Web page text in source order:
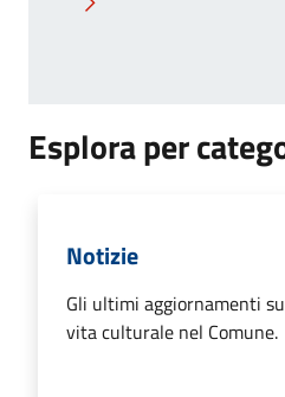
Pagina successiva
Esplora per
Notizie
Gli ultimi aggiornamenti
vita culturale nel Comune.